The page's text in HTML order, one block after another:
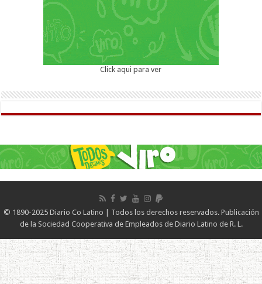
Click aqui para ver
© 1890-2025 Diario Co Latino | Todos los derechos reservados. Publicación
de la Sociedad Cooperativa de Empleados de Diario Latino de R. L.